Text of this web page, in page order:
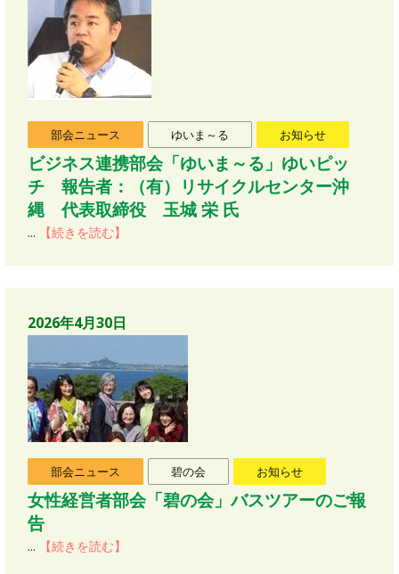
部会ニュース ゆいま～る お知らせ
ビジネス連携部会「ゆいま～る」ゆいピッ
チ 報告者：（有）リサイクルセンター沖
縄 代表取締役 玉城 栄 氏
... 【続きを読む】
2026年4月30日
部会ニュース 碧の会 お知らせ
女性経営者部会「碧の会」バスツアーのご報
告
... 【続きを読む】